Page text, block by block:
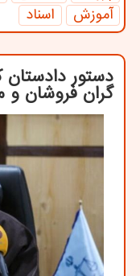
آموزش
اسناد
دستور دادستان
گران فروشان و